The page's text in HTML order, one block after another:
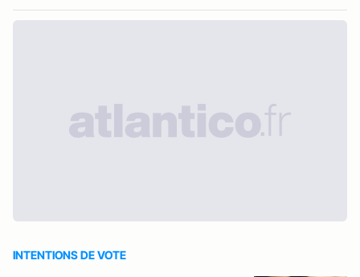
INTENTIONS DE VOTE